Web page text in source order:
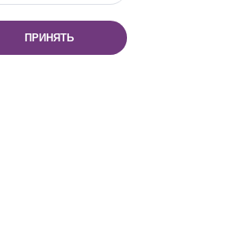
Беларусь, 220114
37 37, Факс: (+375 17)
ПРИНЯТЬ